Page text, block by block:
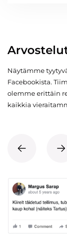
Näytämme
Facebookista.
olemme erittäin
kaikkia